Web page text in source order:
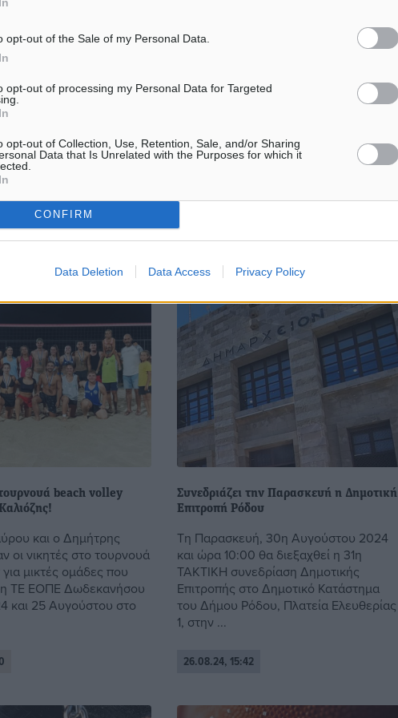
opt-out of the Sale of my Personal Data.
opt-out of processing my Personal Data for Targeted
opt-out of Collection, Use, Retention, Sale, and/or Sharing
Data that Is Unrelated with the Purposes for which it
CONFIRM
Data Deletion Data Access Privacy Policy
απέναντι στον “πρωτάρη”
εξελίχθηκε για
παιχνίδι του κόντρα
Οι “ροπαλοφόροι”
...
800 σκευάσματα από σήμερα – Η
οι τιμές σε εκατοντάδες φάρμακα από
σήμερα μετά την ανατιμολόγηση που
ο ΕΟΦ, γεγονός που σημαίνει ότι θα
beach volley
και ο Δημήτρης
οι νικητές στο τουρνουά
μικτές ομάδες που
η ΤΕ ΕΟΠΕ Δωδεκανήσου
και 25 Αυγούστου στο
Συνεδριάζει την Παρασκευή η Δημοτική
Επιτροπή Ρόδου
Τη Παρασκευή, 30η Αυγούστου 2024
και ώρα 10:00 θα διεξαχθεί η 31η
ΤΑΚΤΙΚΗ συνεδρίαση Δημοτικής
Επιτροπής στο Δημοτικό Κατάστημα
του Δήμου Ρόδου, Πλατεία Ελευθερίας
1, στην ...
26.08.24, 15:42